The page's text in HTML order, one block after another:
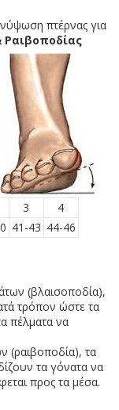
πτέρνας για
Ραιβοποδίας
3
4
41-43 44-46
(βλαισοποδία),
τρόπον ώστε τα
πέλματα να
(ραιβοποδία), τα
τα γόνατα να
προς τα μέσα.